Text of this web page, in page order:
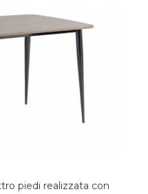
piedi realizzata con